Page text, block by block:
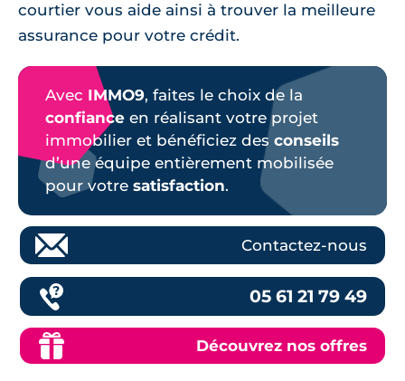
courtier vous aide ainsi à trouver la meilleure
assurance pour votre crédit.
Avec IMMO9, faites le choix de la
confiance en réalisant votre projet
immobilier et bénéficiez des conseils
d’une équipe entièrement mobilisée
pour votre satisfaction.
Contactez-nous
05 61 21 79 49
Découvrez nos offres